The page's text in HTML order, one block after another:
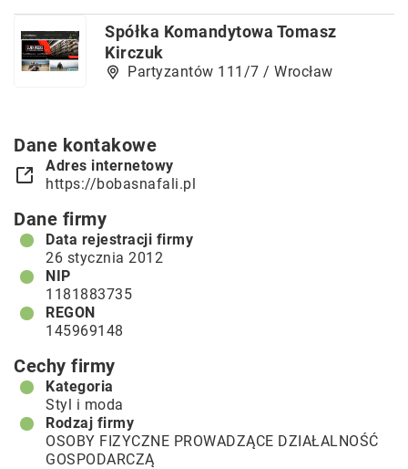
Spółka Komandytowa Tomasz
Kirczuk
Partyzantów 111/7 / Wrocław
Dane kontakowe
Adres internetowy
https://bobasnafali.pl
Dane firmy
Data rejestracji firmy
26 stycznia 2012
NIP
1181883735
REGON
145969148
Cechy firmy
Kategoria
Styl i moda
Rodzaj firmy
OSOBY FIZYCZNE PROWADZĄCE DZIAŁALNOŚĆ
GOSPODARCZĄ